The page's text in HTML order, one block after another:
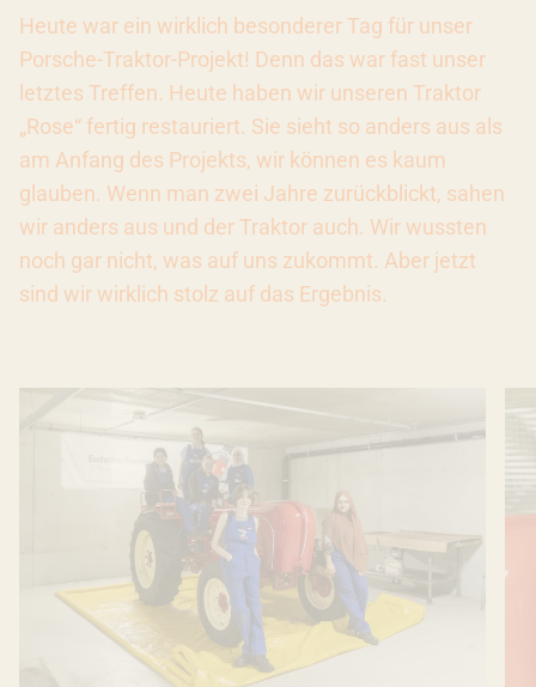
Heute war ein wirklich besonderer Tag für unser
Porsche-Traktor-Projekt! Denn das war fast unser
letztes Treffen. Heute haben wir unseren Traktor
„Rose“ fertig restauriert. Sie sieht so anders aus als
am Anfang des Projekts, wir können es kaum
glauben. Wenn man zwei Jahre zurückblickt, sahen
wir anders aus und der Traktor auch. Wir wussten
noch gar nicht, was auf uns zukommt. Aber jetzt
sind wir wirklich stolz auf das Ergebnis.